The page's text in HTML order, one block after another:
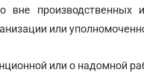
вне производственных
или
или о надомной